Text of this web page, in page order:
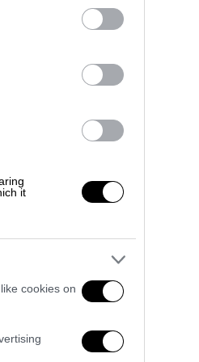
it
cookies on
η
στις
δικηγόρος της
ΑΠΟΣΠΑΣΜΑΤΑ...
Πολιτική
συμφωνία
,Πακιστάν και